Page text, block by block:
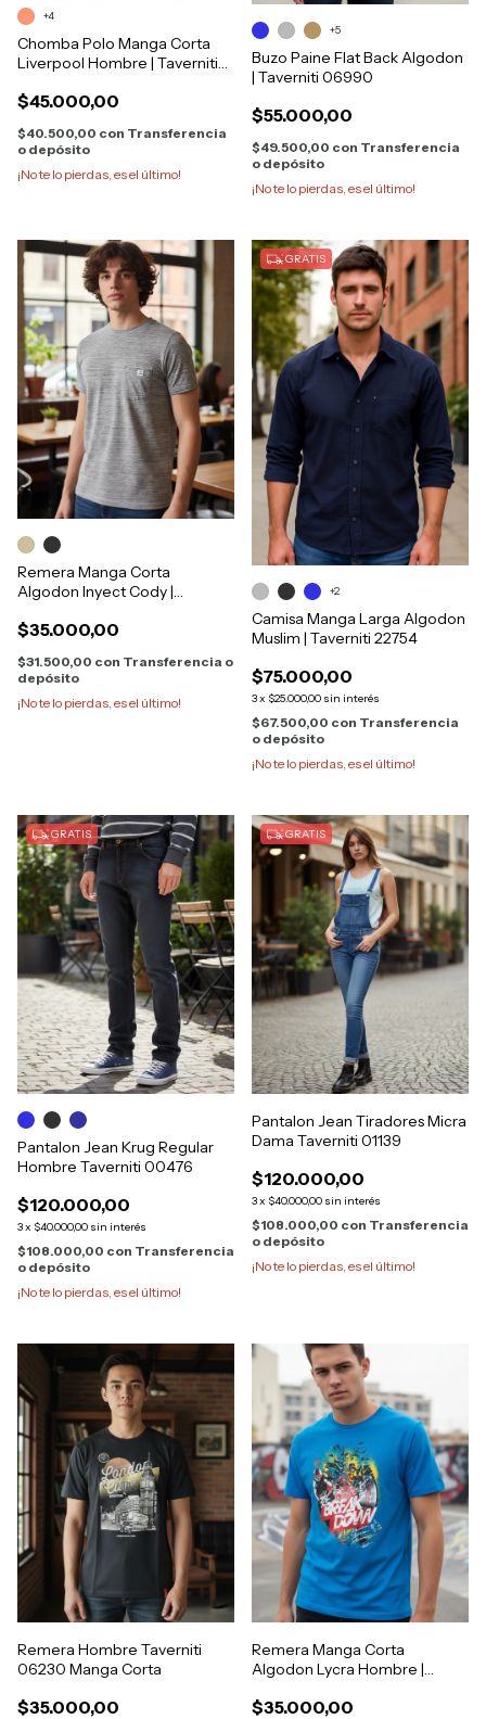
Chomba Polo Manga Corta
Liverpool Hombre | Taverniti
$45.000,00
$40.500,00 con Transferencia
o depósito
¡No te lo pierdas, es el último!
+4
Buzo Paine Flat Back Algodon
| Taverniti 06990
$55.000,00
$49.500,00 con Transferencia
o depósito
¡No te lo pierdas, es el último!
+5
Remera Manga Corta
Algodon Inyect Cody |
$35.000,00
$31.500,00 con Transferencia o
depósito
¡No te lo pierdas, es el último!
GRATIS
Camisa Manga Larga Algodon
Muslim | Taverniti 22754
$75.000,00
3x $25.000,00 sin interés
$67.500,00 con Transferencia
o depósito
¡No te lo pierdas, es el último!
+2
GRATIS
Pantalon Jean Krug Regular
Hombre Taverniti 00476
$120.000,00
3x $40.000,00 sin interés
$108.000,00 con Transferencia
o depósito
¡No te lo pierdas, es el último!
GRATIS
Pantalon Jean Tiradores Micra
Dama Taverniti 01139
$120.000,00
3x $40.000,00 sin interés
$108.000,00 con Transferencia
o depósito
¡No te lo pierdas, es el último!
Remera Hombre Taverniti
06230 Manga Corta
$35.000,00
Remera Manga Corta
Algodon Lycra Hombre |
$35.000,00